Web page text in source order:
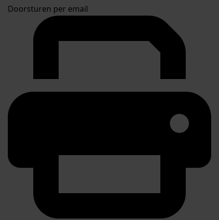
Doorsturen per email